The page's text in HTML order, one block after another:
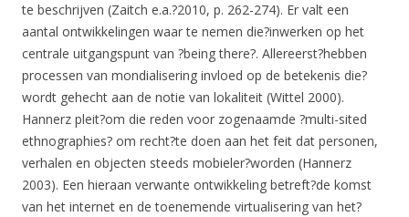
te beschrijven (Zaitch e.a.?2010, p. 262-274). Er valt een
aantal ontwikkelingen waar te nemen die?inwerken op het
centrale uitgangspunt van ?being there?. Allereerst?hebben
processen van mondialisering invloed op de betekenis die?
wordt gehecht aan de notie van lokaliteit (Wittel 2000).
Hannerz pleit?om die reden voor zogenaamde ?multi-sited
ethnographies? om recht?te doen aan het feit dat personen,
verhalen en objecten steeds mobieler?worden (Hannerz
2003). Een hieraan verwante ontwikkeling betreft?de komst
van het internet en de toenemende virtualisering van het?